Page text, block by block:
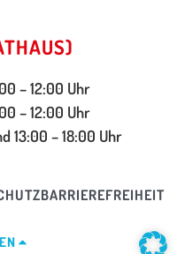
– 12:00 Uhr
– 12:00 Uhr
13:00 – 18:00 Uhr
BARRIEREFREIHEIT